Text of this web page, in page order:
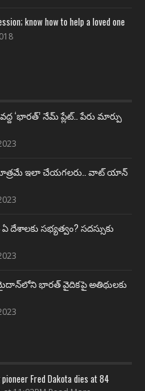
know how to help a loved one
‘భారత్’ నేమ్ ప్లేట్‌.. పేరు మార్పు
మాత్రమే ఇలా చేయగలరు.. వాట్ యాన్
దేశాలకు సభ్యత్వం? సదస్సుకు
మైదాన్‌లోని భారత్ వైదికపై అతిథులకు
Fred Dakota dies at 84